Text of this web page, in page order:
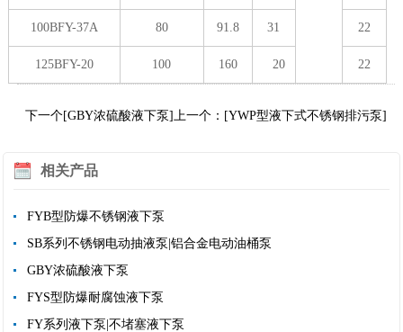
100BFY-37A 80 91.8 31 22
125BFY-20 100 160 20 22
下一个[GBY浓硫酸液下泵]上一个：[YWP型液下式不锈钢排污泵]
相关产品
FYB型防爆不锈钢液下泵
SB系列不锈钢电动抽液泵|铝合金电动油桶泵
GBY浓硫酸液下泵
FYS型防爆耐腐蚀液下泵
FY系列液下泵|不堵塞液下泵